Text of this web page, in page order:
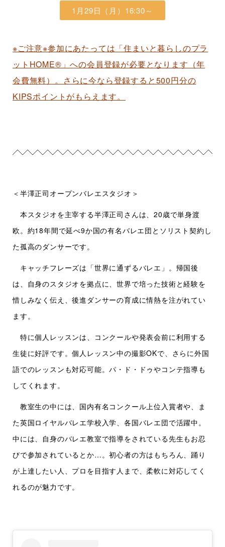
1月29日（月）16:30～
※ご注意※参加にあたっては「住まいと暮らしのプラ
ットHOME®」への会員登録が必要となります（年
会費無料）。さらに今なら登録すると500円分の
KIPSポイントがもらえます。
＜半澤正司オープンバレエスタジオ＞
本スタジオを主宰する半澤正司さんは、20歳で単身渡
欧。約18年間で延べ9か国の有名バレエ団とソリスト契約し
た孤高のダンサーです。
キャッチフレーズは「世界に通ずるバレエ」。帰国後
は、自身のスタジオを拠点に、世界で培った技術と経験を
惜しみなく伝え、後進ダンサーの育成に情熱を注がれてい
ます。
特に個人レッスンは、コンクールや発表会前に利用する
生徒に好評です。個人レッスン中の撮影OKで、さらに外国
語でのレッスンも対応可能。パ・ド・ドゥやコンテ指導も
してくれます。
教室生の中には、国内有名コンクール上位入賞者や、ま
た英国ロイヤルバレエ学校入学、各国バレエ団で活躍中。
中には、自身のバレエ教室で指導をされている先生もお忍
びで参加されているとか…。初心者の方はもちろん、踊り
が上達したい人、プロを目指す人まで、柔軟に対応してく
れるのが魅力です。